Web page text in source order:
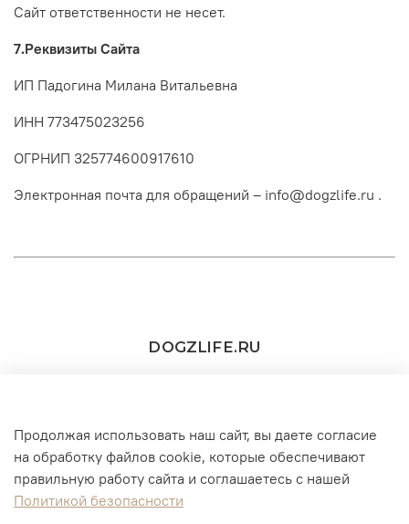
Сайт ответственности не несет.
7.Реквизиты Сайта
ИП Падогина Милана Витальевна
ИНН 773475023256
ОГРНИП 325774600917610
Электронная почта для обращений – info@dogzlife.ru .
+7(916) 860-11-73 (WhatsApp/Telegram/MAX))
г. Москва
DOGZLIFE.RU
Продолжая использовать наш сайт, вы даете согласие
на обработку файлов cookie, которые обеспечивают
правильную работу сайта и соглашаетесь с нашей
Политикой безопасности